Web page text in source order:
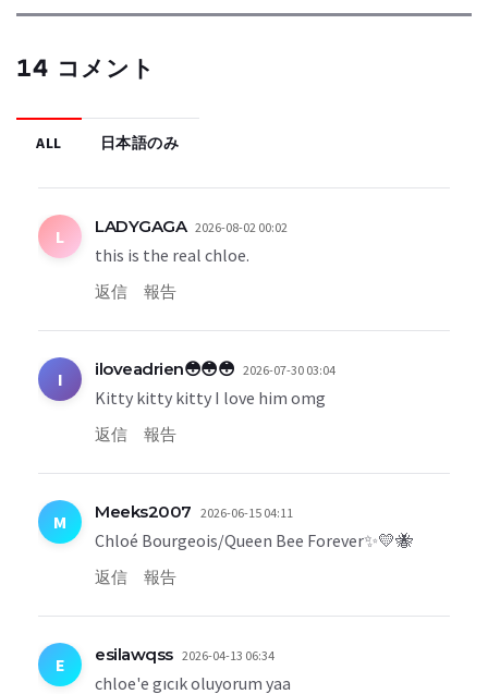
14 コメント
ALL 日本語のみ
L LADYGAGA 2026-08-02 00:02
this is the real chloe.
返信 報告
I iloveadrien😳😳😳 2026-07-30 03:04
Kitty kitty kitty I love him omg
返信 報告
M Meeks2007 2026-06-15 04:11
Chloé Bourgeois/Queen Bee Forever✨💛🐝
返信 報告
E esilawqss 2026-04-13 06:34
chloe'e gıcık oluyorum yaa